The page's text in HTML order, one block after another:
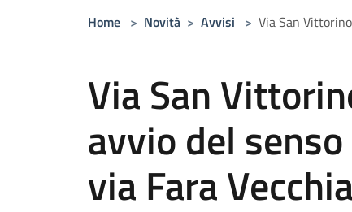
Home > Novità > Avvisi > Via San
Via San
avvio del
via Fara